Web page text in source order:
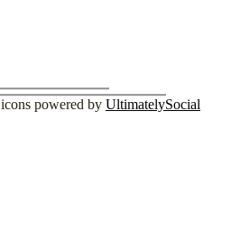
powered by UltimatelySocial